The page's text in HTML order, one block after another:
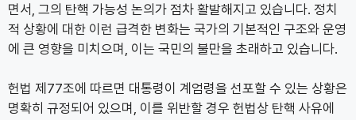
면서, 그의 탄핵 가능성 논의가 점차 활발해지고 있습니다. 정치
적 상황에 대한 이런 급격한 변화는 국가의 기본적인 구조와 운영
에 큰 영향을 미치으며, 이는 국민의 불만을 초래하고 있습니다.
헌법 제77조에 따르면 대통령이 계엄령을 선포할 수 있는 상황은
명확히 규정되어 있으며, 이를 위반할 경우 헌법상 탄핵 사유에